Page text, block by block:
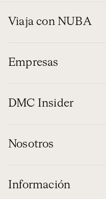
Viaja con NUBA
Empresas
DMC Insider
Nosotros
Información